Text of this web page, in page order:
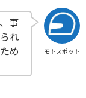
モトスポット
事
れ
め